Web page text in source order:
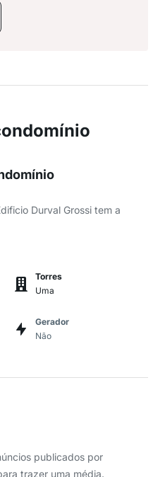
Durval Grossi tem a
Torres
Uma
Gerador
Não
publicados por
trazer uma média.